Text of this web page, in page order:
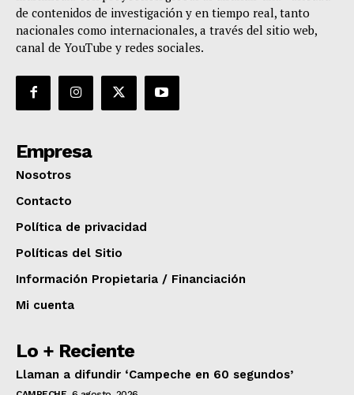
de contenidos de investigación y en tiempo real, tanto
nacionales como internacionales, a través del sitio web,
canal de YouTube y redes sociales.
Empresa
Nosotros
Contacto
Política de privacidad
Políticas del Sitio
Información Propietaria / Financiación
Mi cuenta
Lo + Reciente
Llaman a difundir ‘Campeche en 60 segundos’